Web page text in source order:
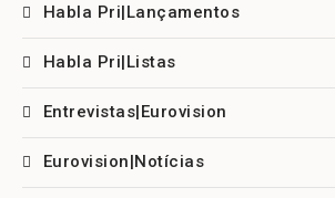
Habla Pri|Lançamentos
Habla Pri|Listas
Entrevistas|Eurovision
Eurovision|Notícias